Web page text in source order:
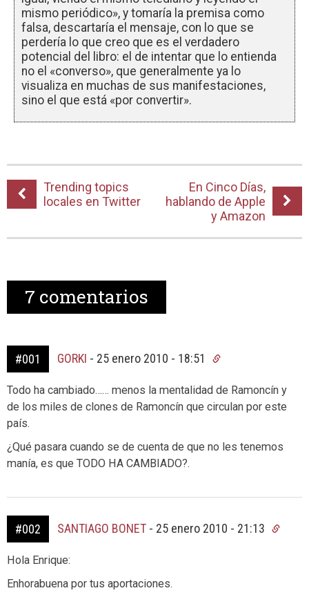
mismo periódico», y tomaría la premisa como
falsa, descartaría el mensaje, con lo que se
perdería lo que creo que es el verdadero
potencial del libro: el de intentar que lo entienda
no el «converso», que generalmente ya lo
visualiza en muchas de sus manifestaciones,
sino el que está «por convertir».
Trending topics
locales en Twitter
En Cinco Días,
hablando de Apple
y Amazon
7 comentarios
#001 GORKI - 25 enero 2010 - 18:51
Todo ha cambiado…… menos la mentalidad de Ramoncín y
de los miles de clones de Ramoncín que circulan por este
país.
¿Qué pasara cuando se de cuenta de que no les tenemos
manía, es que TODO HA CAMBIADO?.
#002 SANTIAGO BONET - 25 enero 2010 - 21:13
Hola Enrique:
Enhorabuena por tus aportaciones.